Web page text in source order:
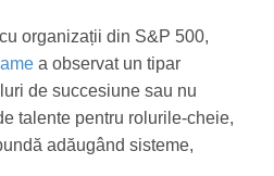
organizații din S&P 500,
a observat un tipar
de succesiune sau nu
talente pentru rolurile-cheie,
adăugând sisteme,